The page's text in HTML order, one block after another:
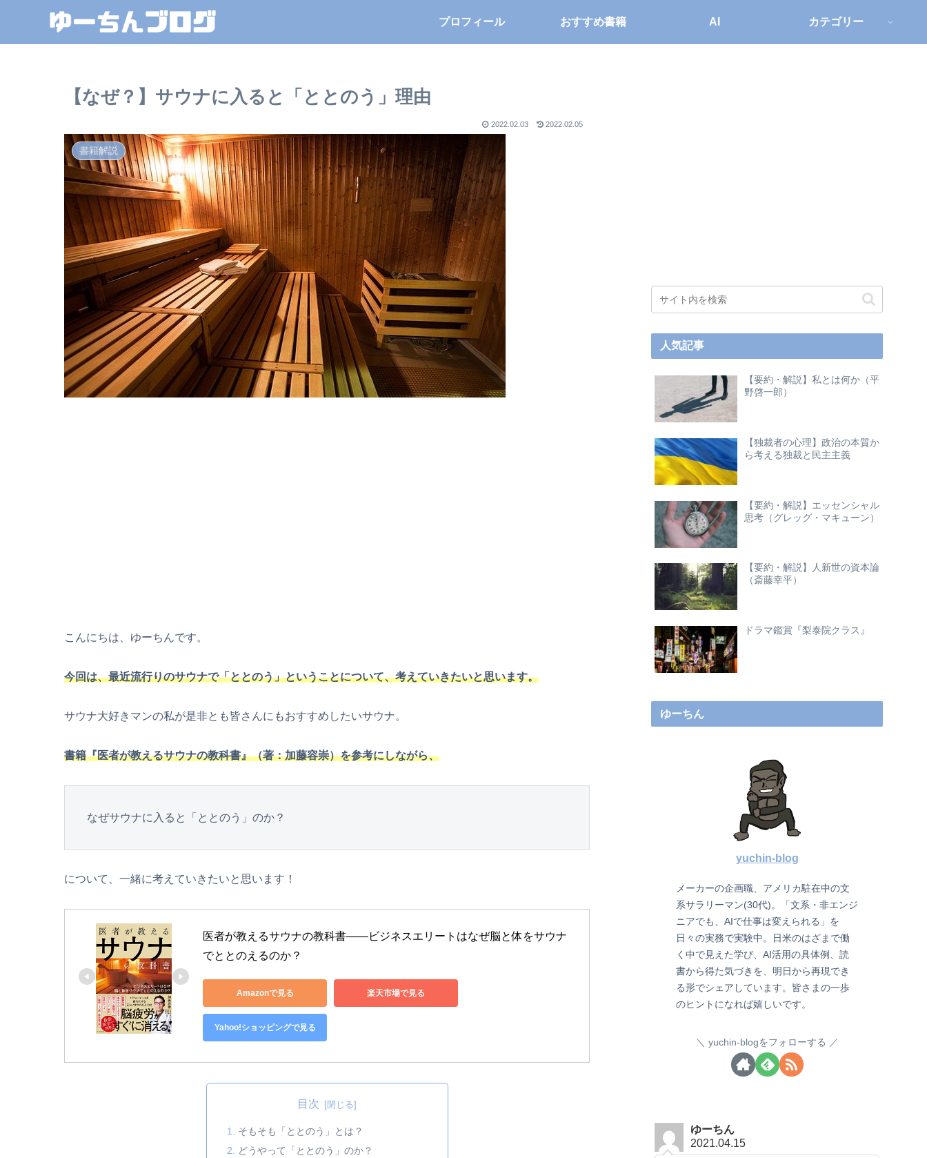
プロフィール おすすめ書籍 AI カテゴリー
【なぜ？】サウナに入ると「ととのう」理由
2022.02.03 2022.02.05
書籍解説
こんにちは、ゆーちんです。
今回は、最近流行りのサウナで「ととのう」ということについて、考えていきたいと思います。
サウナ大好きマンの私が是非とも皆さんにもおすすめしたいサウナ。
書籍『医者が教えるサウナの教科書』（著：加藤容崇）を参考にしながら、
なぜサウナに入ると「ととのう」のか？
について、一緒に考えていきたいと思います！
医者が教えるサウナの教科書――ビジネスエリートはなぜ脳と体をサウナ
でととのえるのか？
Amazonで見る 楽天市場で見る
Yahoo!ショッピングで見る
目次
そもそも「ととのう」とは？
どうやって「ととのう」のか？
人気記事
【要約・解説】私とは何か（平
野啓一郎）
【独裁者の心理】政治の本質か
ら考える独裁と民主主義
【要約・解説】エッセンシャル
思考（グレッグ・マキューン）
【要約・解説】人新世の資本論
（斎藤幸平）
ドラマ鑑賞『梨泰院クラス』
ゆーちん
yuchin-blog
メーカーの企画職、アメリカ駐在中の文
系サラリーマン(30代)。「文系・非エンジ
ニアでも、AIで仕事は変えられる」を
日々の実務で実験中。日米のはざまで働
く中で見えた学び、AI活用の具体例、読
書から得た気づきを、明日から再現でき
る形でシェアしています。皆さまの一歩
のヒントになれば嬉しいです。
yuchin-blogをフォローする
ゆーちん
2021.04.15